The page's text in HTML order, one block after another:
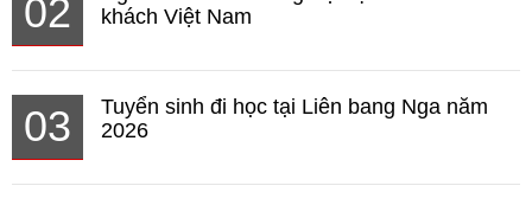
02
khách Việt Nam
03
Tuyển sinh đi học tại Liên bang Nga năm
2026